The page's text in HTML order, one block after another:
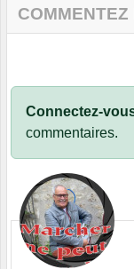
Connectez-
commentaires.